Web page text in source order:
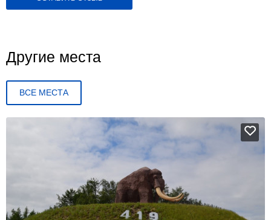
Другие места
ВСЕ МЕСТА